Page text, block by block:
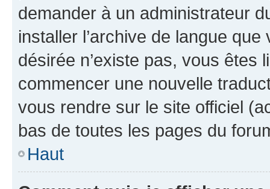
demander à un administrateur
installer l’archive de langue
désirée n’existe pas, vous êtes
commencer une nouvelle
vous rendre sur le site officiel
bas de toutes les pages du
Haut